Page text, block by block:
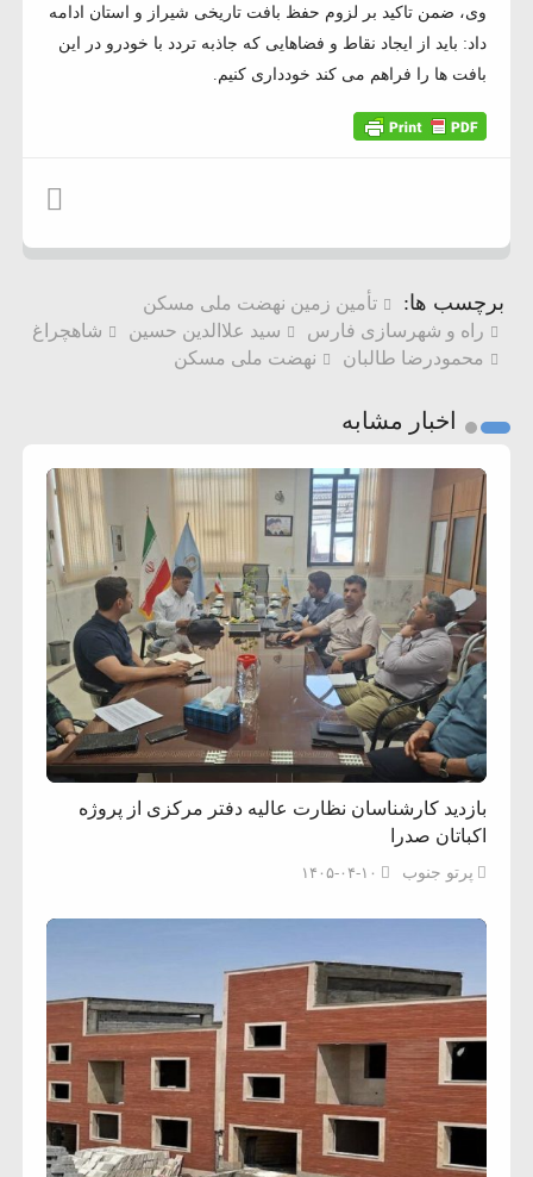
وی، ضمن تاکید بر لزوم حفظ بافت تاریخی شیراز و استان ادامه
داد: باید از ایجاد نقاط و فضاهایی که جاذبه تردد با خودرو در این
بافت ها را فراهم می کند خودداری کنیم.
برچسب ها:
تأمین زمین نهضت ملی مسکن
راه و شهرسازی فارس
سید علاالدین حسین
شاهچراغ
محمودرضا طالبان
نهضت ملی مسکن
اخبار مشابه
بازدید کارشناسان نظارت عالیه دفتر مرکزی از پروژه
اکباتان صدرا
پرتو جنوب ۱۴۰۵-۰۴-۱۰